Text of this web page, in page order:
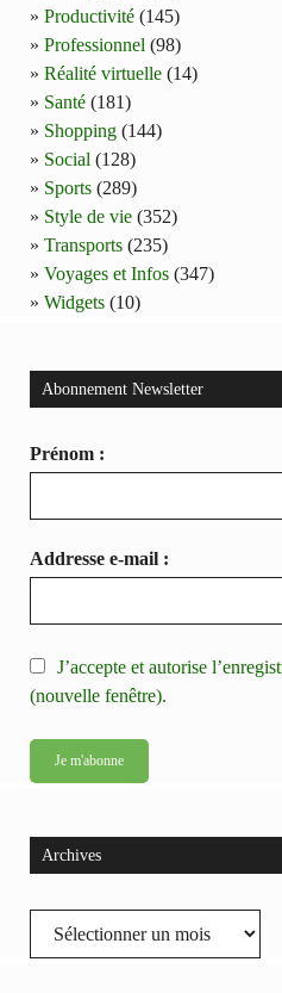
Productivité (145)
Professionnel (98)
Réalité virtuelle (14)
Santé (181)
Shopping (144)
Social (128)
Sports (289)
Style de vie (352)
Transports (235)
Voyages et Infos (347)
Widgets (10)
Abonnement Newsletter
Prénom :
Addresse e-mail :
J’accepte et autorise
(nouvelle fenêtre).
Archives
Archives